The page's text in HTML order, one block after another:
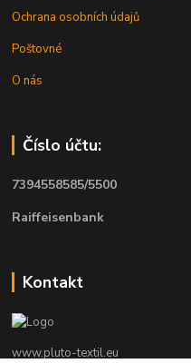
Ochrana osobních údajů
Poštovné
O nás
Číslo účtu:
7394558585/5500
Raiffeisenbank
Kontakt
www.pluto-textil.eu